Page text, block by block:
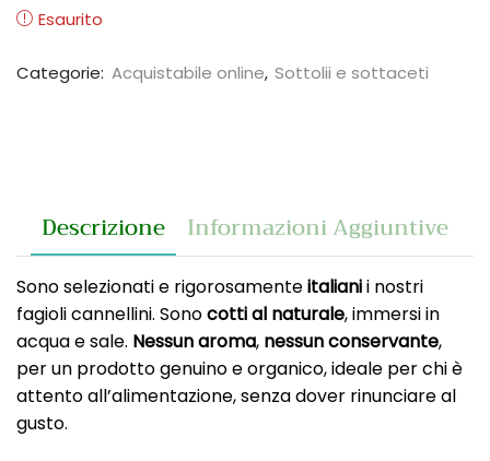
Esaurito
Categorie: Acquistabile online, Sottolii e sottaceti
Descrizione Informazioni Aggiuntive
Sono selezionati e rigorosamenteitalianii nostri
fagioli cannellini. Sonocotti al naturale, immersi in
acqua e sale. Nessun aroma, nessun conservante,
per un prodotto genuino e organico, ideale per chi è
attento all’alimentazione, senza dover rinunciare al
gusto.